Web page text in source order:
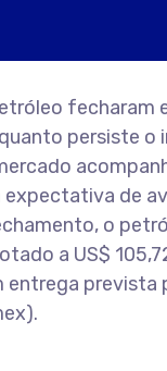
fecharam
persiste o
expectativa de
o
a US$
prevista